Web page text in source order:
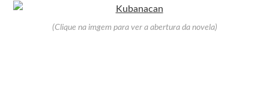
(Clique na imgem para ver a abertura da novela)